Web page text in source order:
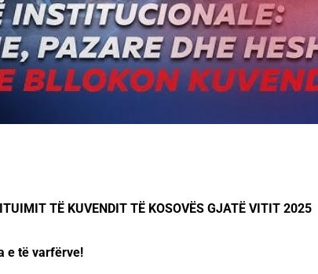
TЁ KUVENDIT TЁ KOSOVЁS GJATЁ VITIT 2025
e të varfërve!